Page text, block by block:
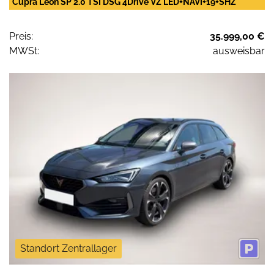
Preis:
35.999,00 €
MWSt:
ausweisbar
Standort Zentrallager